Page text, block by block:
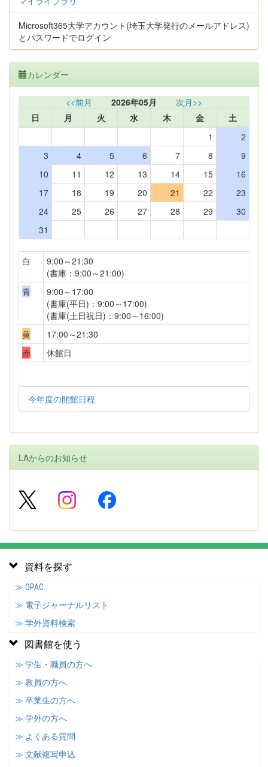
Microsoft365大学アカウント(埼玉大学発行のメールアドレス)
とパスワードでログイン
カレンダー
<<前月 2026年05月
次月>>
日
月 火 水 木 金
土
1
2
3
4 5 6 7 8
9
10
11 12 13 14 15
16
17
18 19 20 21 22
23
24
25 26 27 28 29
30
31
白
9:00～21:30
(書庫：9:00～21:00)
青
9:00～17:00
(書庫(平日)：9:00～17:00)
(書庫(土日祝日)：9:00～16:00)
黄
17:00～21:30
赤
休館日
今年度の開館日程
LAからのお知らせ
資料を探す
≫ OPAC
≫ 電子ジャーナルリスト
≫ 学外資料検索
図書館を使う
≫ 学生・職員の方へ
≫ 教員の方へ
≫ 卒業生の方へ
≫ 学外の方へ
≫ よくある質問
≫ 文献複写申込